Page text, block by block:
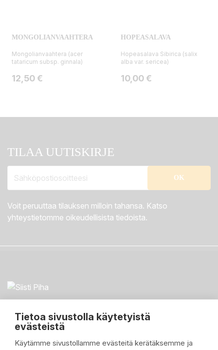
Tietoa sivustolla käytetyistä
evästeistä
Käytämme sivustollamme evästeitä kerätäksemme ja
MONGOLIANVAAHTERA
Mongolianvaahtera (acer
tataricum subsp. ginnala)
Hinta
12,50 €
HOPEASALAVA
Hopeasalava Sibirica (salix
alba var. sericea)
Hinta
10,00 €
TILAA UUTISKIRJE
Voit peruuttaa tilauksen milloin tahansa. Katso
yhteystietomme oikeudellisista tiedoista.